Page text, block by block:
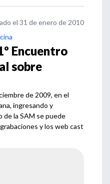
el 31 de enero de 2010
Encuentro
sobre
de 2009, en el
ingresando y
la SAM se puede
y los web cast